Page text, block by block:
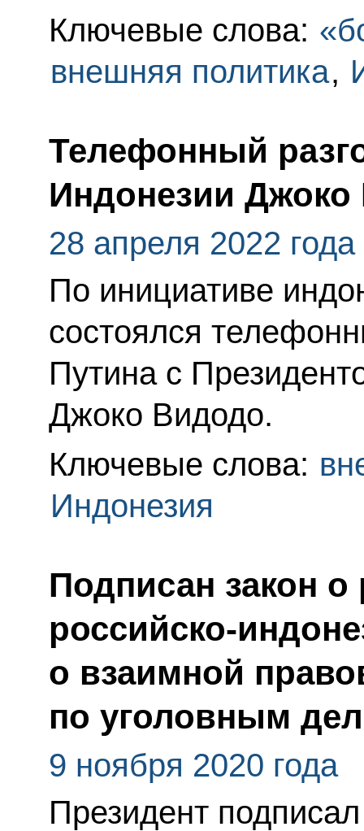
Ключевые слова:
внешняя политика,
Телефонный
Индонезии
28 апреля 2022 года
По инициативе
состоялся
Путина с
Джоко Видодо.
Ключевые слова:
Индонезия
Подписан закон
российско-
о взаимной
по уголовным
9 ноября 2020 года
Президент